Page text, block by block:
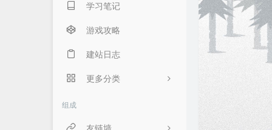
学习笔记
游戏攻略
建站日志
更多分类
言俞专用
组成